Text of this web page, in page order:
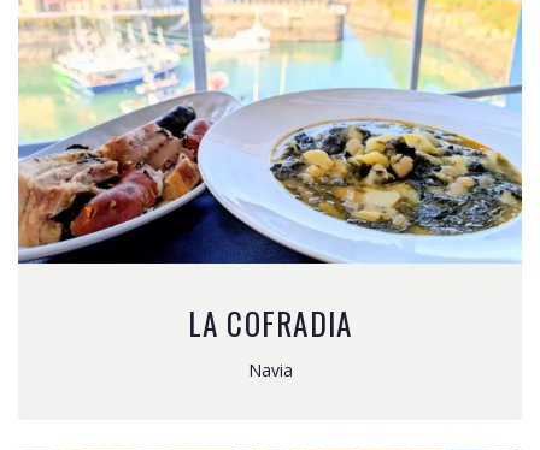
LA COFRADIA
Navia